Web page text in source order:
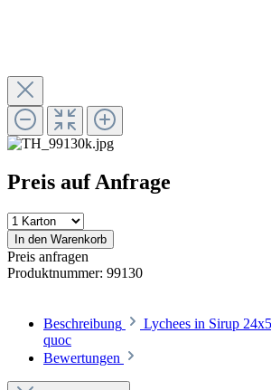
Preis auf Anfrage
In den Warenkorb
Preis anfragen
Produktnummer: 99130
Beschreibung
Lychees in Sirup
quoc
Bewertungen